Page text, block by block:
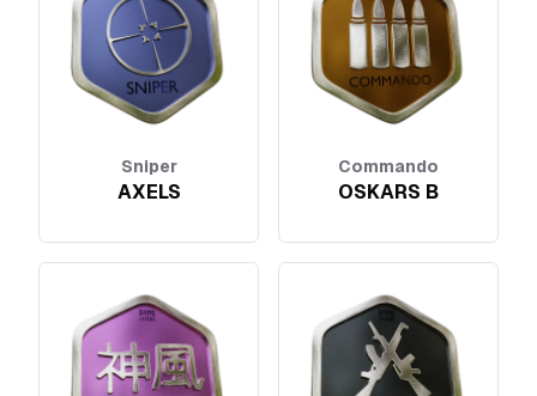
Sniper
AXELS
Commando
OSKARS B